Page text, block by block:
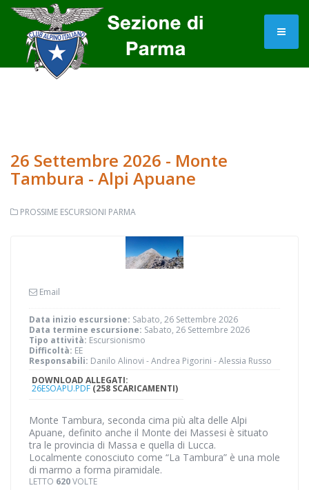
26 Settembre 2026 - Monte
Tambura - Alpi Apuane
PROSSIME ESCURSIONI PARMA
Email
Data inizio escursione: Sabato, 26 Settembre 2026
Data termine escursione: Sabato, 26 Settembre 2026
Tipo attività: Escursionismo
Difficoltà: EE
Responsabili: Danilo Alinovi - Andrea Pigorini - Alessia Russo
DOWNLOAD ALLEGATI:
26ESOAPU.PDF (258 SCARICAMENTI)
Monte Tambura, seconda cima più alta delle Alpi
Apuane, definito anche il Monte dei Massesi è situato
tra le provincia di Massa e quella di Lucca.
Localmente conosciuto come “La Tambura” è una mole
di marmo a forma piramidale.
LETTO 620VOLTE